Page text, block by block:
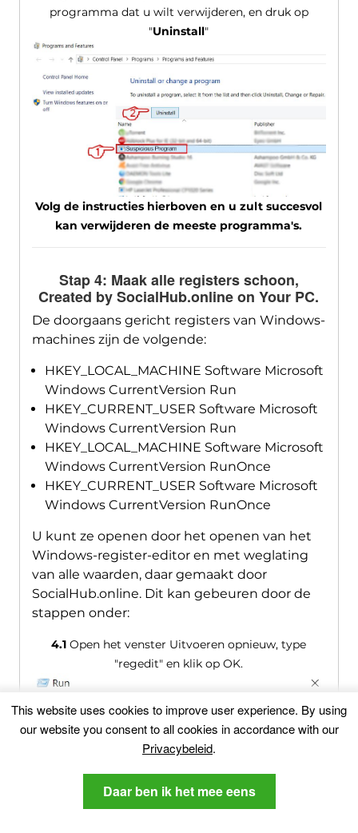
programma dat u wilt verwijderen, en druk op
"Uninstall"
Volg de instructies hierboven en u zult succesvol
kan verwijderen de meeste programma's.
Stap 4: Maak alle registers schoon,
Created by SocialHub.online on Your PC.
De doorgaans gericht registers van Windows-
machines zijn de volgende:
HKEY_LOCAL_MACHINE Software Microsoft
Windows CurrentVersion Run
HKEY_CURRENT_USER Software Microsoft
Windows CurrentVersion Run
HKEY_LOCAL_MACHINE Software Microsoft
Windows CurrentVersion RunOnce
HKEY_CURRENT_USER Software Microsoft
Windows CurrentVersion RunOnce
U kunt ze openen door het openen van het
Windows-register-editor en met weglating
van alle waarden, daar gemaakt door
SocialHub.online. Dit kan gebeuren door de
stappen onder:
4.1 Open het venster Uitvoeren opnieuw, type
"regedit" en klik op OK.
This website uses cookies to improve user experience. By using
our website you consent to all cookies in accordance with our
Privacybeleid.
Daar ben ik het mee eens